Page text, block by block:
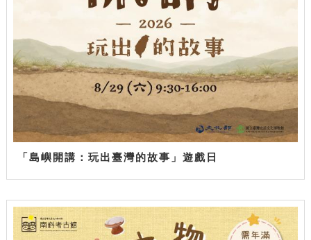
「島嶼開講：玩出臺灣的故事」遊戲日